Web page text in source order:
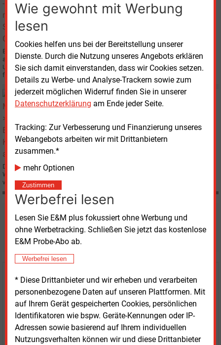
Wie gewohnt mit Werbung
lesen
Cookies helfen uns bei der Bereitstellung unserer
Dienste. Durch die Nutzung unseres Angebots erklären
Sie sich damit einverstanden, dass wir Cookies setzen.
Details zu Werbe- und Analyse-Trackern sowie zum
jederzeit möglichen Widerruf finden Sie in unserer
Datenschutzerklärung am Ende jeder Seite.
Tracking: Zur Verbesserung und Finanzierung unseres
Webangebots arbeiten wir mit Drittanbietern
zusammen.*
mehr Optionen
Zustimmen
Werbefrei lesen
Lesen Sie E&M plus fokussiert ohne Werbung und
ohne Werbetracking. Schließen Sie jetzt das kostenlose
E&M Probe-Abo ab.
Werbefrei lesen
* Diese Drittanbieter und wir erheben und verarbeiten
personenbezogene Daten auf unseren Plattformen. Mit
auf Ihrem Gerät gespeicherten Cookies, persönlichen
Identifikatoren wie bspw. Geräte-Kennungen oder IP-
Adressen sowie basierend auf Ihrem individuellen
Nutzungsverhalten können wir und diese Drittanbieter
Electricité de France - "Frankreichs Strom", schon der Name sagt eigentlich
alles. Das 1946 gegründete und bis November 2004 komplett staatliche
Unternehmen gehört für die Franzosen zu ihrem Leben wie das täglich
frische Baguette.
Donnerstag, 24.01.2008, 17:10
E&M KRAFTWERKE
Die Pariser Electricité de France (EdF) plant in Frankreich den Bau von
Wärmekraftwerken mit einer gesamten Leistung von 6 000 MW zur Deckung
von Stromspitzen.
Möchten Sie diese und
weitere Nachrichten lesen?
Kaufen Sie den Artikel
erhalten Sie sofort diesen redaktionellen Beitrag für
nur €2.98